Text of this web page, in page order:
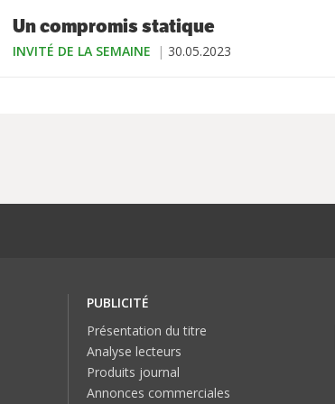
Un compromis statique
INVITÉ DE LA SEMAINE 30.05.2023
PUBLICITÉ
Présentation du titre
Analyse lecteurs
Produits journal
Annonces commerciales